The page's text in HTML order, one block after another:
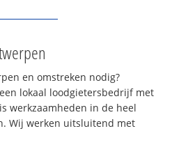
en omstreken nodig?
lokaal loodgietersbedrijf met
werkzaamheden in de heel
Wij werken uitsluitend met